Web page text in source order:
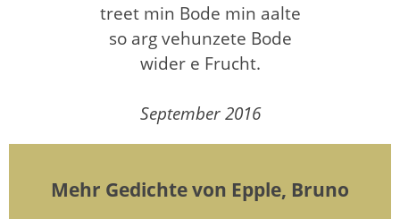
treet min Bode min aalte
so arg vehunzete Bode
wider e Frucht.
September 2016
Mehr Gedichte von Epple, Bruno